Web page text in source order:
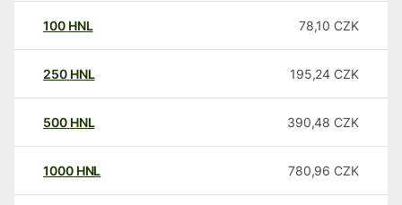
100 HNL 78,10 CZK
250 HNL 195,24 CZK
500 HNL 390,48 CZK
1000 HNL 780,96 CZK